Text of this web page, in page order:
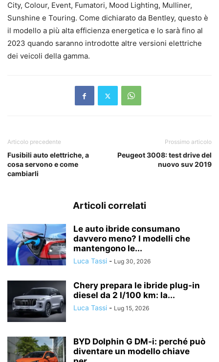
City, Colour, Event, Fumatori, Mood Lighting, Mulliner,
Sunshine e Touring. Come dichiarato da Bentley, questo è
il modello a più alta efficienza energetica e lo sarà fino al
2023 quando saranno introdotte altre versioni elettriche
dei veicoli della gamma.
Articolo precedente
Fusibili auto elettriche, a
cosa servono e come
cambiarli
Prossimo articolo
Peugeot 3008: test drive del
nuovo suv 2019
Articoli correlati
Le auto ibride consumano
davvero meno? I modelli che
mantengono le...
Luca Tassi - Lug 30, 2026
Chery prepara le ibride plug-in
diesel da 2 l/100 km: la...
Luca Tassi - Lug 15, 2026
BYD Dolphin G DM-i: perché può
diventare un modello chiave